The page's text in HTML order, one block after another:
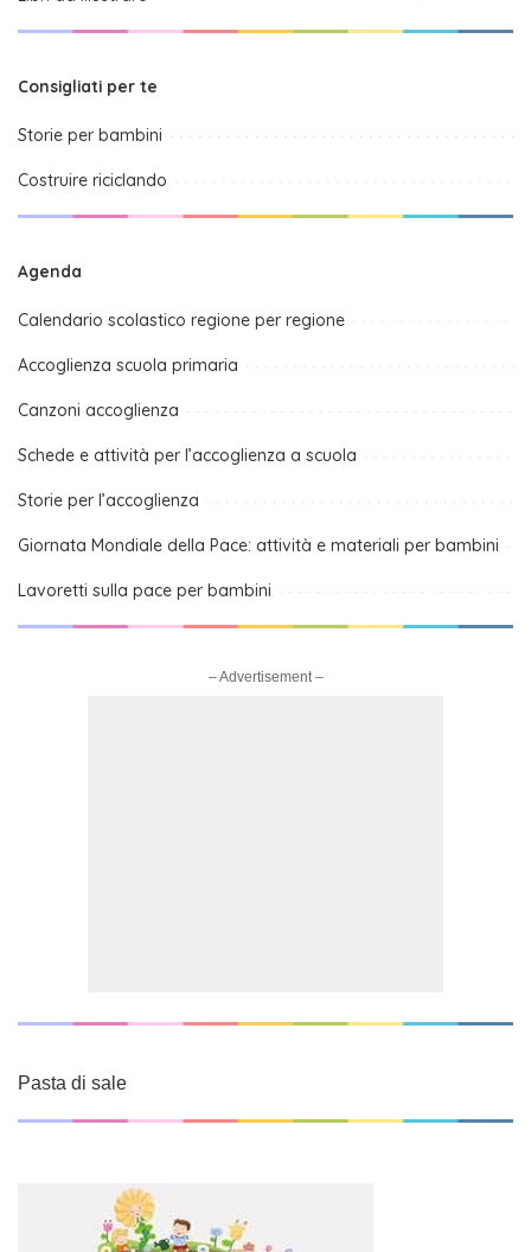
Consigliati per te
Storie per bambini
Costruire riciclando
Agenda
Calendario scolastico regione per regione
Accoglienza scuola primaria
Canzoni accoglienza
Schede e attività per l’accoglienza a scuola
Storie per l’accoglienza
Giornata Mondiale della Pace: attività e materiali per bambini
Lavoretti sulla pace per bambini
– Advertisement –
Pasta di sale